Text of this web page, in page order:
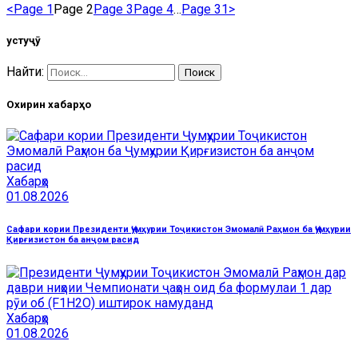
<Page 1Page 2Page 3Page 4…Page 31>
Ҷустуҷӯ
Найти:
Охирин хабарҳо
Хабарҳо
01.08.2026
Сафари кории Президенти Ҷумҳурии Тоҷикистон Эмомалӣ Раҳмон ба Ҷумҳурии
Қирғизистон ба анҷом расид
Хабарҳо
01.08.2026